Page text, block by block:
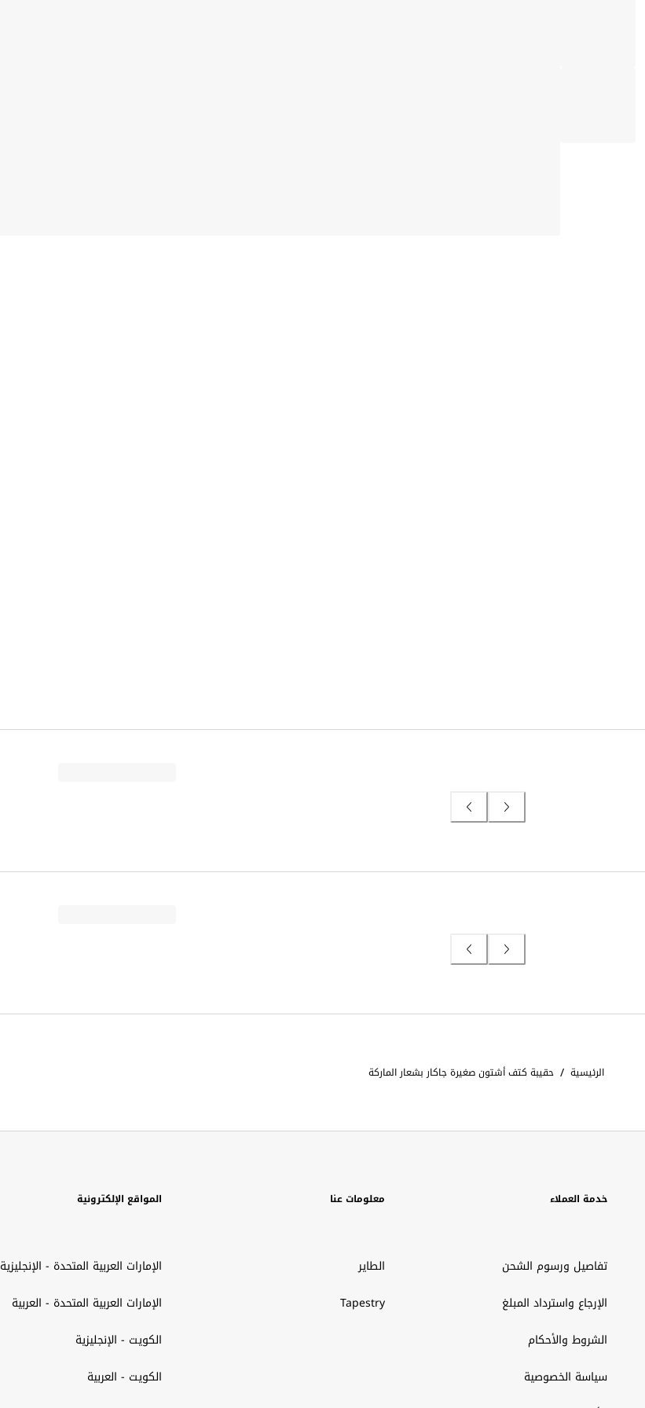
الرئيسية / حقيبة كتف أشتون صغيرة جاكار بشعار الماركة
خدمة العملاء
تفاصيل ورسوم الشحن
الإرجاع واسترداد المبلغ
الشروط والأحكام
سياسة الخصوصية
معلومات عنا
الطاير
Tapestry
المواقع الإلكترونية
الإمارات العربية المتحدة - الإنجليزية
الإمارات العربية المتحدة - العربية
الكويت - الإنجليزية
الكويت - العربية